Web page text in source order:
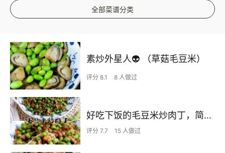
全部菜谱分类
素炒外星人👽 （草菇毛豆米）
评分 8.1 8 人做过
好吃下饭的毛豆米炒肉丁，简单美味家常菜
评分 7.7 15 人做过